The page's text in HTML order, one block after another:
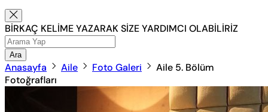
BİRKAÇ KELİME YAZARAK SİZE YARDIMCI OLABİLİRİZ
Ara
Anasayfa Aile Foto Galeri
Aile 5. Bölüm
Fotoğrafları